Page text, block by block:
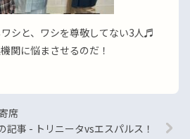
シと、ワシを尊敬してない3人♬
関に悩まさせるのだ！
席
記事 - トリニータvsエスパルス！